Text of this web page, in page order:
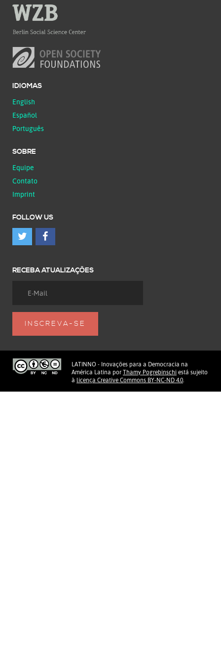
IDIOMAS
English
Español
Português
SOBRE
Equipe
Contato
Imprint
FOLLOW US
RECEBA ATUALIZAÇÕES
LATINNO - Inovações para a Democracia na
América Latina por Thamy Pogrebinschi está sujeito
à licença Creative Commons BY-NC-ND 4.0.